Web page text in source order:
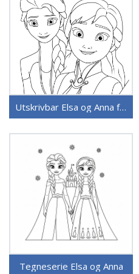
Utskrivbar Elsa og Anna for Barn
Tegneserie Elsa og Anna